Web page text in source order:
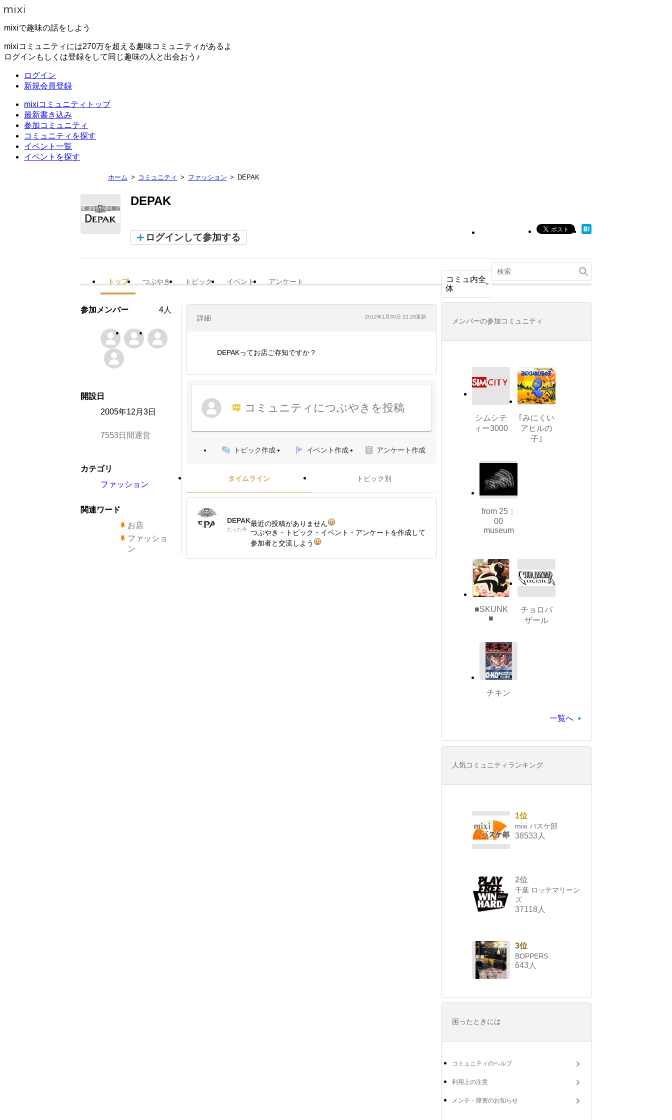
mixiで趣味の話をしよう
mixiコミュニティには270万を超える趣味コミュニティがあるよ
ログインもしくは登録をして同じ趣味の人と出会おう♪
ログイン
新規会員登録
mixiコミュニティトップ
最新書き込み
参加コミュニティ
コミュニティを探す
イベント一覧
イベントを探す
ホーム コミュニティ ファッション DEPAK
DEPAK
ログインして参加する
トップ つぶやき トピック イベント アンケート
コミュ内全
体
詳細 2012年1月30日 22:29更新
DEPAKってお店ご存知ですか？
コミュニティにつぶやきを投稿
トピック作成 イベント作成 アンケート作成
タイムライン トピック別
DEPAK
たった今
最近の投稿がありません
つぶやき・トピック・イベント・アンケートを作成して
参加者と交流しよう
参加メンバー 4人
開設日
2005年12月3日
7553日間運営
カテゴリ
ファッション
関連ワード
お店
ファッショ
ン
メンバーの参加コミュニティ
シムシテ
ィー3000
｢みにくい
アヒルの
子｣
from 25：
00
museum
■SKUNK
■
チョロバ
ザール
チキン
一覧へ
人気コミュニティランキング
1位
mixi バスケ部
38533人
2位
千葉 ロッテマリーン
ズ
37118人
3位
BOPPERS
643人
困ったときには
コミュニティのヘルプ
利用上の注意
メンテ・障害のお知らせ